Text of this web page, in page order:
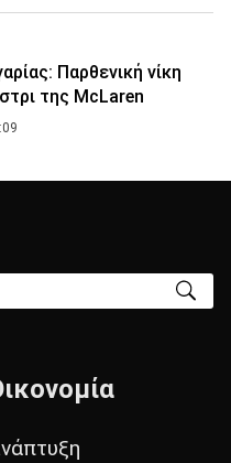
Παρθενική νίκη
της McLaren